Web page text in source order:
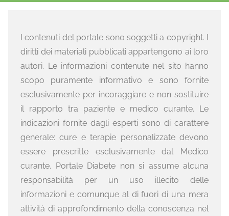
I contenuti del portale sono soggetti a copyright. I
diritti dei materiali pubblicati appartengono ai loro
autori. Le informazioni contenute nel sito hanno
scopo puramente informativo e sono fornite
esclusivamente per incoraggiare e non sostituire
il rapporto tra paziente e medico curante. Le
indicazioni fornite dagli esperti sono di carattere
generale: cure e terapie personalizzate devono
essere prescritte esclusivamente dal Medico
curante. Portale Diabete non si assume alcuna
responsabilità per un uso illecito delle
informazioni e comunque al di fuori di una mera
attività di approfondimento della conoscenza nel